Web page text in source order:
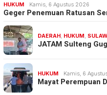
HUKUM Kamis, 6 Agustus 2026
Geger Penemuan Ratusan
DAERAH HUKUM
JATAM Sulteng
HUKUM Kamis, 6
Mayat Perempuan